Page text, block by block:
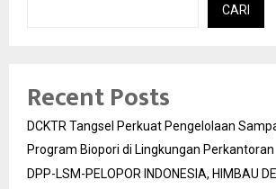
CARI
Recent Posts
DCKTR Tangsel Perkuat Pengelolaan
Program Biopori di Lingkungan Perkantoran
DPP-LSM-PELOPOR INDONESIA, HIMBAU